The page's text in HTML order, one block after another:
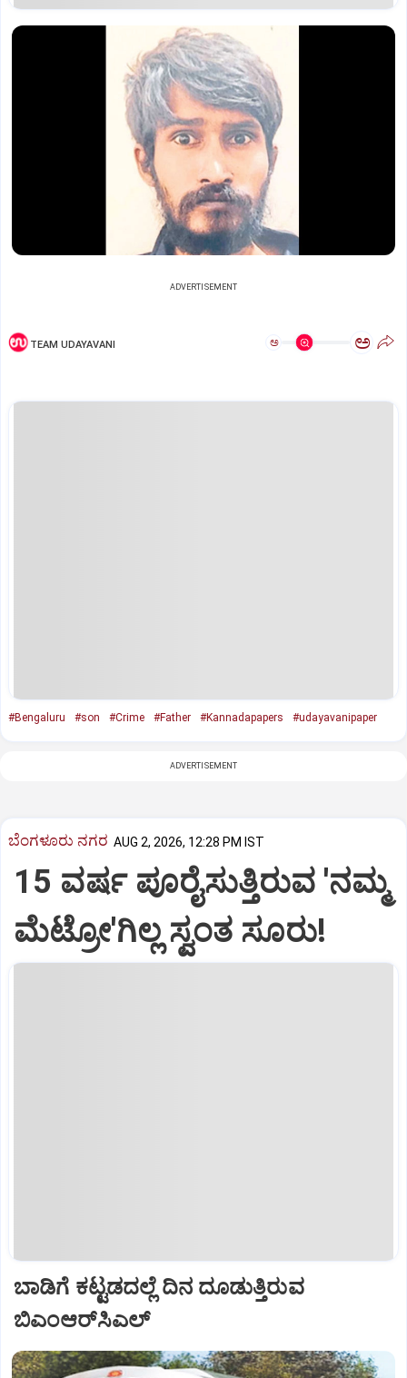
ADVERTISEMENT
TEAM UDAYAVANI ಅ ಅ
#Bengaluru #son #Crime #Father #Kannadapapers #udayavanipaper
ADVERTISEMENT
ಬೆಂಗಳೂರು ನಗರ AUG 2, 2026, 12:28 PM IST
15 ವರ್ಷ ಪೂರೈಸುತ್ತಿರುವ 'ನಮ್ಮ
ಮೆಟ್ರೋ'ಗಿಲ್ಲ ಸ್ವಂತ ಸೂರು!
ಬಾಡಿಗೆ ಕಟ್ಟಡದಲ್ಲೆ ದಿನ ದೂಡುತ್ತಿರುವ
ಬಿಎಂಆರ್‌ಸಿಎಲ್‌